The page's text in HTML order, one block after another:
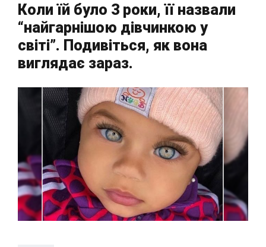
Коли їй було 3 роки, її назвали
“найгарнішою дівчинкою у
світі”. Подивіться, як вона
виглядає зараз.